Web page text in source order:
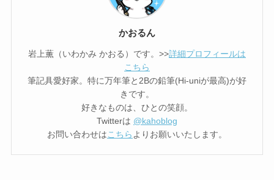
かおるん
岩上薫（いわかみ かおる）です。>>詳細プロフィールは
こちら
筆記具愛好家。特に万年筆と2Bの鉛筆(Hi-uniが最高)が好
きです。
好きなものは、ひとの笑顔。
Twitterは @kahoblog
お問い合わせはこちら よりお願いいたします。